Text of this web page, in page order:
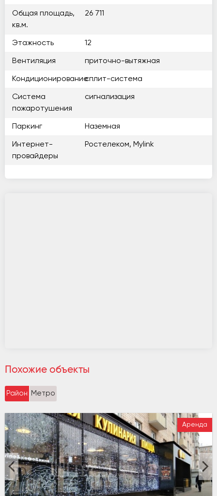
Общая площадь,
кв.м.
26 711
Этажность 12
Вентиляция приточно-вытяжная
Кондиционированиесплит-система
Система
пожаротушения
сигнализация
Паркинг Наземная
Интернет-
провайдеры
Ростелеком, Mylink
Похожие объекты
Район Метро
Аренда